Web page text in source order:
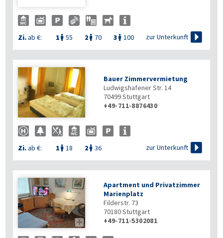
Zi.ab €: 1  55 2  70 3  100 zur Unterkunft 
Bauer Zimmervermietung
Ludwigshafener Str. 14
70499Stuttgart
+49-711-8876430
Zi.ab €: 1  18 2  36 zur Unterkunft 

Apartment und Privatzimmer
Marienplatz
Filderstr. 73
70180Stuttgart
+49-711-5302081